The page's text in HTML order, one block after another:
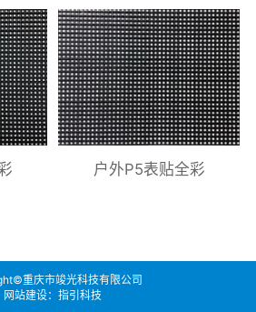
户外P5表贴全彩
重庆市竣光科技有限公司
网站建设：指引科技